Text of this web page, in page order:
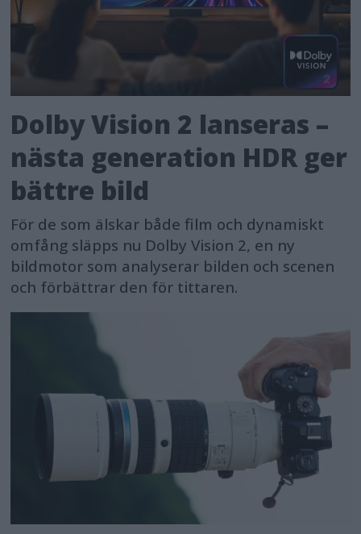
Dolby Vision 2 lanseras –
nästa generation HDR ger
bättre bild
För de som älskar både film och dynamiskt
omfång släpps nu Dolby Vision 2, en ny
bildmotor som analyserar bilden och scenen
och förbättrar den för tittaren.